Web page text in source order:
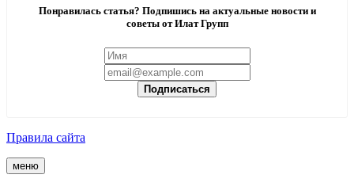
Понравилась статья? Подпишись на актуальные новости и
советы от Илат Групп
Подписаться
Правила сайта
меню